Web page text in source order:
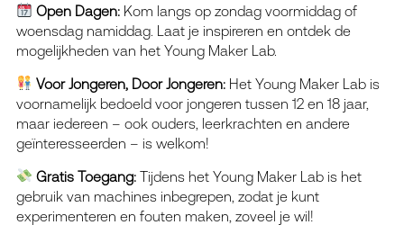
Open Dagen: Kom langs op zondag voormiddag of
woensdag namiddag. Laat je inspireren en ontdek de
mogelijkheden van het Young Maker Lab.
Voor Jongeren, Door Jongeren: Het Young Maker Lab is
voornamelijk bedoeld voor jongeren tussen 12 en 18 jaar,
maar iedereen – ook ouders, leerkrachten en andere
geïnteresseerden – is welkom!
Gratis Toegang: Tijdens het Young Maker Lab is het
gebruik van machines inbegrepen, zodat je kunt
experimenteren en fouten maken, zoveel je wil!